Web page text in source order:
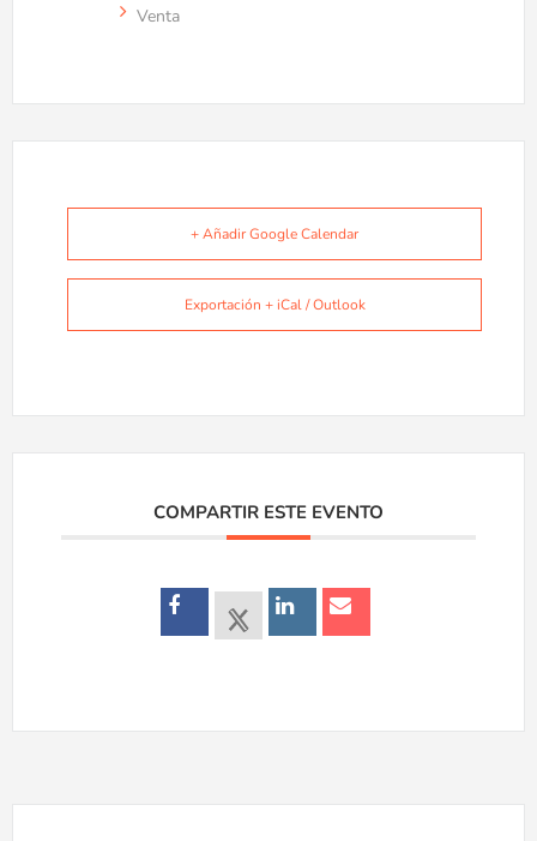
Venta
+ Añadir Google Calendar
Exportación + iCal / Outlook
COMPARTIR ESTE EVENTO